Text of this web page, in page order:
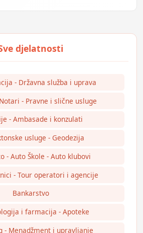
- Državna služba i uprava
- Pravne i slične usluge
- Ambasade i konzulati
usluge - Geodezija
- Auto Škole - Auto klubovi
- Tour operatori i agencije
Bankarstvo
i farmacija - Apoteke
- Menadžment i upravljanje